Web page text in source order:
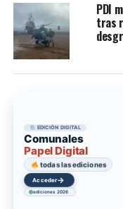
PDI
tras
EDICIÓN DIGITAL
Comunales
Papel Digital
todas las ediciones
Acceder→
ediciones 2026